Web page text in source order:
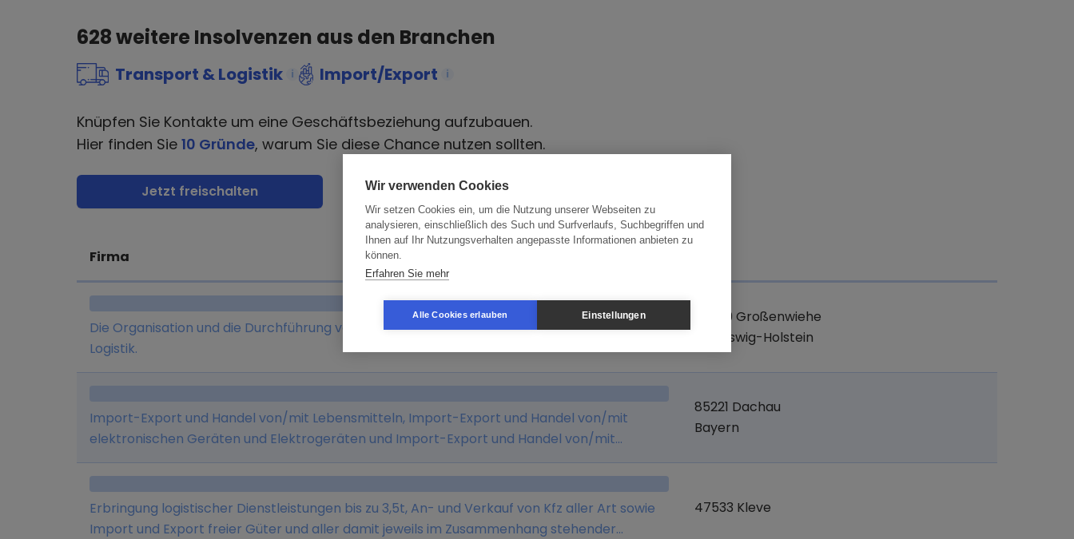
628weitere Insolvenzen aus den Branchen
Transport & Logistik i Import/Export i
Knüpfen Sie Kontakte um eine Geschäftsbeziehung aufzubauen.
Hier finden Sie 10 Gründe, warum Sie diese Chance nutzen sollten.
Jetzt freischalten
Firma
Die Organisation und die Durchführung von Gütertransporten national und international und
Logistik.
24969 Großenwiehe
Schleswig-Holstein
Import-Export und Handel von/mit Lebensmitteln, Import-Export und Handel von/mit
elektronischen Geräten und Elektrogeräten und Import-Export und Handel von/mit
Gebrauchtwagen und Neuwagen, Kleindienstleistungen, Hausmeisterservice, sowie Beratung
rund um Internet, Netzwerk und Telefonie.
85221 Dachau
Bayern
Erbringung logistischer Dienstleistungen bis zu 3,5t, An- und Verkauf von Kfz aller Art sowie
Import und Export freier Güter und aller damit jeweils im Zusammenhang stehender
47533 Kleve
Wir verwenden Cookies
Wir setzen Cookies ein, um die Nutzung unserer Webseiten zu
analysieren, einschließlich des Such und Surfverlaufs, Suchbegriffen und
Ihnen auf Ihr Nutzungsverhalten angepasste Informationen anbieten zu
können.
Erfahren Sie mehr
Alle Cookies erlauben Einstellungen